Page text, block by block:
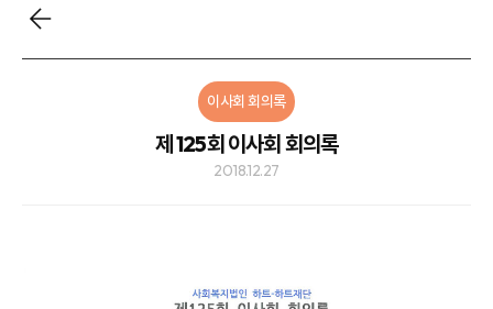
이사회 회의록
제 125회 이사회 회의록
2018.12.27